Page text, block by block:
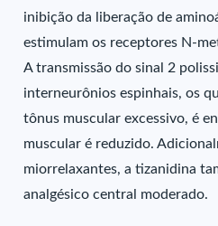
inibição da liberação de
estimulam os receptores N-
A transmissão do sinal 2
interneurônios espinhais, os
tônus muscular excessivo, é
muscular é reduzido.
miorrelaxantes, a tizanidina
analgésico central moderado.